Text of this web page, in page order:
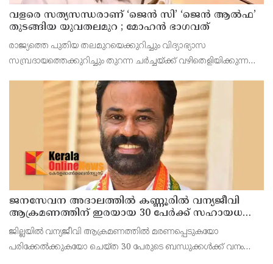
വളരെ സത്യസന്ധരാണ് ‘ജെൻ സി’ ‘ജെൻ ആൽഫ’
തുടങ്ങിയ യുവതലമുറ ; മോഹൻ ഭാഗവത്
രാജ്യത്തെ പുതിയ തലമുറയെക്കുറിച്ചും വിദ്യാഭ്യാസ
സമ്പ്രദായത്തെക്കുറിച്ചും തുറന്ന ചർച്ചയ്ക്ക് വഴിതെളിയിക്കുന്ന
മോഹൻ ഭാഗവത് രംഗത്ത്. നിലവിലെ തലമുറയെക്കാൾ വളരെ
ജനസേവന അദാലത്തിൽ കണ്ണൂരിൽ വന്യജീവി
ആക്രമണത്തിന് ഇരയായ 30 പേർക്ക് സഹായധനം
അനുവദിച്ചു
ജില്ലയിൽ വന്യജീവി ആക്രമണത്തിൽ മരണപ്പെടുകയോ
പരിക്കേൽക്കുകയോ ചെയ്ത 30 പേരുടെ ബന്ധുക്കൾക്ക് വനം